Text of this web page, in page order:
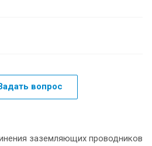
вопрос
заземляющих проводников